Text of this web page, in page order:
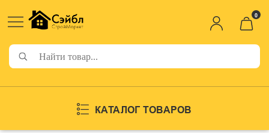
0
КАТАЛОГ ТОВАРОВ